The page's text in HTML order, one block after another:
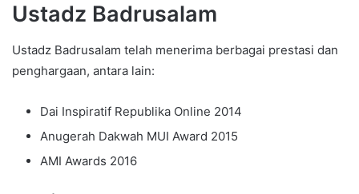
Ustadz Badrusalam
Ustadz Badrusalam telah menerima berbagai prestasi dan
penghargaan, antara lain:
Dai Inspiratif Republika Online 2014
Anugerah Dakwah MUI Award 2015
AMI Awards 2016